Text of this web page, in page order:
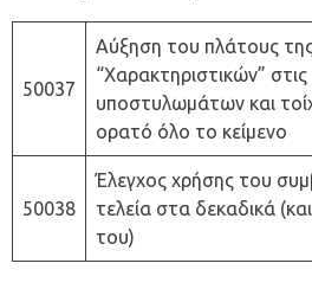
50037
Αύξηση του πλάτους
“Χαρακτηριστικών” στις
υποστυλωμάτων και
ορατό όλο το κείμενο
50038
Έλεγχος χρήσης του
τελεία στα δεκαδικά
του)